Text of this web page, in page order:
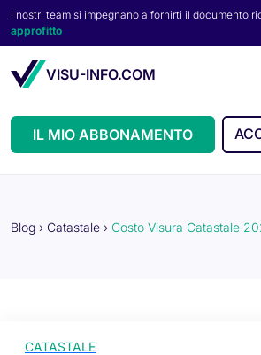
I nostri team si impegnano a fornirti il documento
approfitto
VISU-INFO.COM
IL MIO ABBONAMENTO
Blog › Catastale › Costo Visura Catastale
CATASTALE